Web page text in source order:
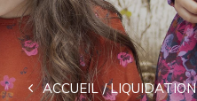
ACCUEIL LIQUIDATION